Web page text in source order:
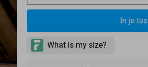
In je tas